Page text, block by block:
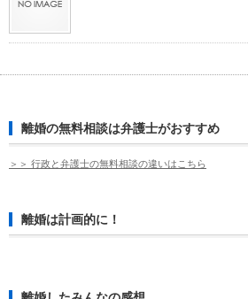
離婚の無料相談は弁護士がおすすめ
＞＞ 行政と弁護士の無料相談の違いはこちら
離婚は計画的に！